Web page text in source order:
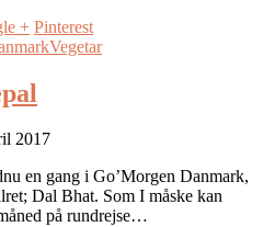
+ Pinterest
Vegetar
2017
en gang i Go’Morgen Danmark,
Dal Bhat. Som I måske kan
på rundrejse…